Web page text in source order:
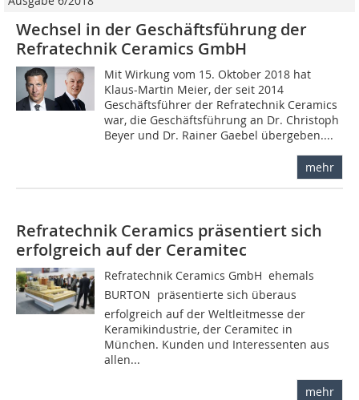
Wechsel in der Geschäftsführung der
Refratechnik Ceramics GmbH
Mit Wirkung vom 15. Oktober 2018 hat
Klaus-Martin Meier, der seit 2014
Geschäftsführer der Refratechnik Ceramics
war, die Geschäftsführung an Dr. Christoph
Beyer und Dr. Rainer Gaebel übergeben....
mehr
Refratechnik Ceramics präsentiert sich
erfolgreich auf der Ceramitec
Refratechnik Ceramics GmbH  ehemals
BURTON  präsentierte sich überaus
erfolgreich auf der Weltleitmesse der
Keramikindustrie, der Ceramitec in
München. Kunden und Interessenten aus
allen...
mehr